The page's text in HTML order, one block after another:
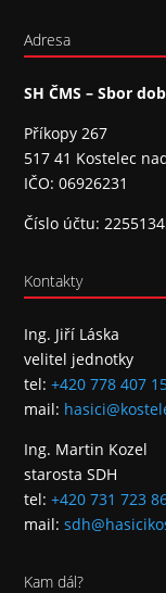
Adresa
SH ČMS – Sbor
Příkopy 267
517 41 Kostelec
IČO: 06926231
Číslo účtu:
Kontakty
Ing. Jiří Láska
velitel jednotky
tel:+420 778 407
mail:
Ing. Martin Kozel
starosta SDH
tel:+420 731 723
mail:
Kam dál?